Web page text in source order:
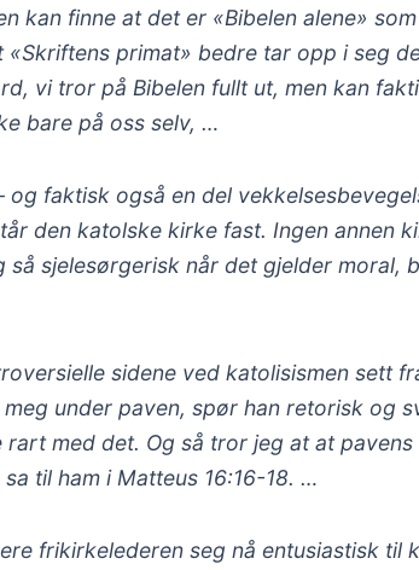
kan finne at det er «Bibelen alene»
primat» bedre tar opp i seg
vi tror på Bibelen fullt ut, men kan
bare på oss selv, …
faktisk også en del
den katolske kirke fast. Ingen annen
sjelesørgerisk når det gjelder moral,
sidene ved katolisismen sett
under paven, spør han retorisk og
med det. Og så tror jeg at at pavens
til ham i Matteus 16:16-18. …
frikirkelederen seg nå entusiastisk til